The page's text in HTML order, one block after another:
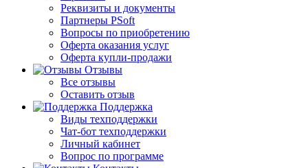
Реквизиты и документы
Партнеры PSoft
Вопросы по приобретению
Оферта оказания услуг
Оферта купли-продажи
Отзывы
Все отзывы
Оставить отзыв
Поддержка
Виды техподдержки
Чат-бот техподдержки
Личный кабинет
Вопрос по программе